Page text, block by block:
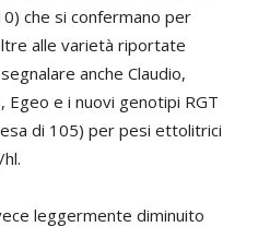
che si confermano per
alle varietà riportate
anche Claudio,
Egeo e i nuovi genotipi RGT
di 105) per pesi ettolitrici
leggermente diminuito